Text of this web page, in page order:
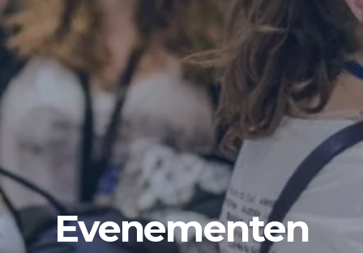
Evenementen